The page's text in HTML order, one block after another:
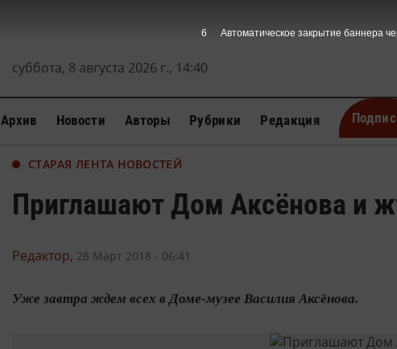
суббота, 8 августа 2026 г., 14:40
Архив Новости Авторы Рубрики Редакция
СТАРАЯ ЛЕНТА НОВОСТЕЙ
Приглашают Дом Аксёнова и
Редактор, 28 Март 2018 - 06:41
Уже завтра ждем всех в Доме-музее Василия Аксёнова.
6 Автоматическое закрытие баннера